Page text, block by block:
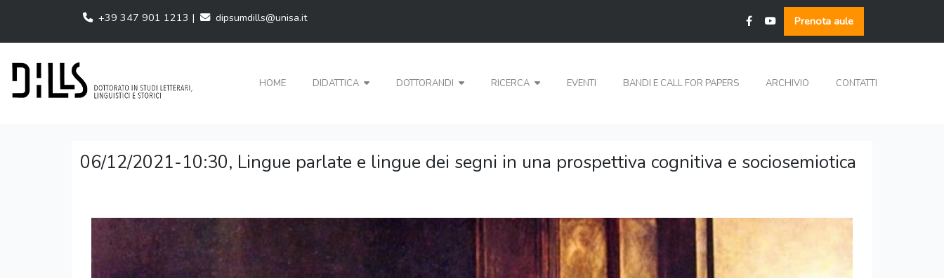
+39 347 901 1213 | dipsumdills@unisa.it Prenota aule
HOME DIDATTICA DOTTORANDI RICERCA EVENTI BANDI E CALL FOR PAPERS ARCHIVIO CONTATTI
06/12/2021-10:30, Lingue parlate e lingue dei segni in una prospettiva cognitiva e sociosemiotica